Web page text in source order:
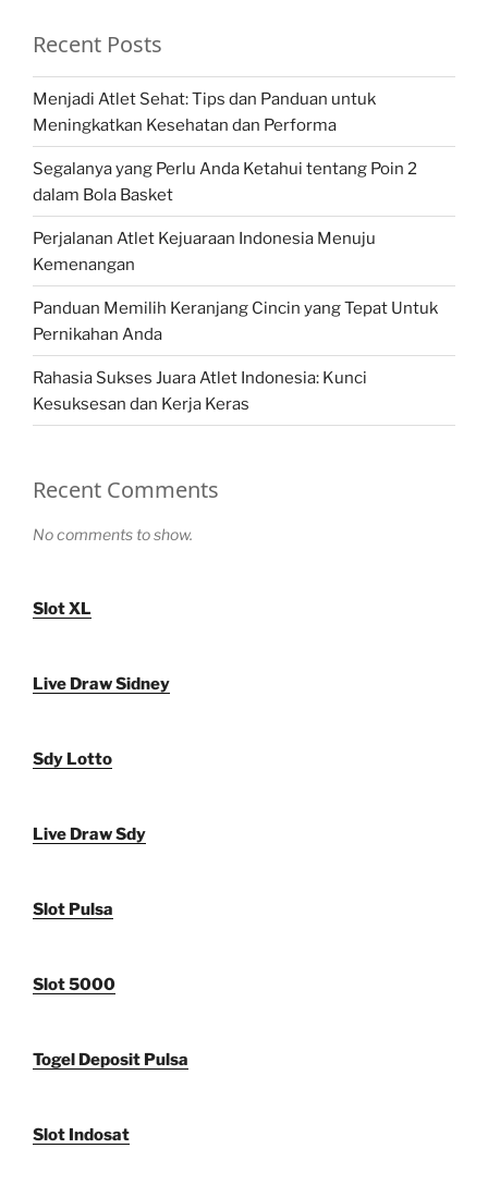
Recent Posts
Menjadi Atlet Sehat: Tips dan Panduan untuk
Meningkatkan Kesehatan dan Performa
Segalanya yang Perlu Anda Ketahui tentang Poin 2
dalam Bola Basket
Perjalanan Atlet Kejuaraan Indonesia Menuju
Kemenangan
Panduan Memilih Keranjang Cincin yang Tepat Untuk
Pernikahan Anda
Rahasia Sukses Juara Atlet Indonesia: Kunci
Kesuksesan dan Kerja Keras
Recent Comments
No comments to show.
Slot XL
Live Draw Sidney
Sdy Lotto
Live Draw Sdy
Slot Pulsa
Slot 5000
Togel Deposit Pulsa
Slot Indosat